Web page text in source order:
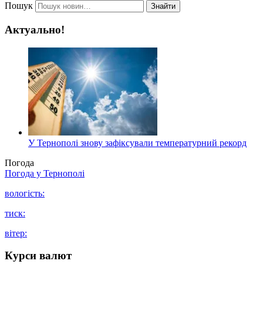
Пошук Знайти
Актуально!
У Тернополі знову зафіксували температурний рекорд
Погода
Погода у Тернополі
вологість:
тиск:
вітер:
Курси валют